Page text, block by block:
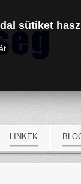
LINKEK
sütiket